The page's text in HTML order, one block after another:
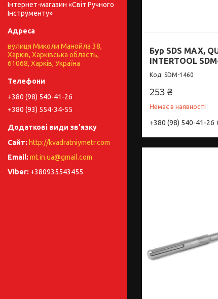
Бур SDS MAX,
INTERTOOL
SDM-1460
253 ₴
Немає в наявності
+380 (98) 540-41-26
Інтернет-магазин «Світ Ручного
Інструменту»
вулиця Миколи Манойла 38,
Харків, Харківська область,
61068, Харків, Україна
+380 (98) 540-41-26
+380 (93) 554-34-55
http://kvadratniymetr.com
mt.in.ua@gmail.com
+380935543455